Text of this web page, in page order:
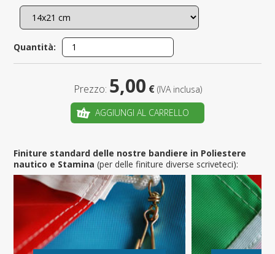
Quantità:
Prezzo: 5,00 € (IVA inclusa)
AGGIUNGI AL CARRELLO
Finiture standard delle nostre bandiere in Poliestere
nautico e Stamina(per delle finiture diverse scriveteci):